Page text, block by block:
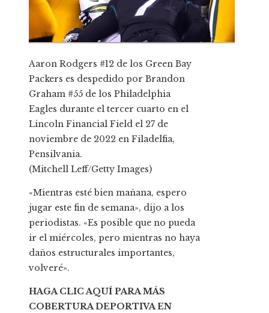
Aaron Rodgers #12 de los Green Bay
Packers es despedido por Brandon
Graham #55 de los Philadelphia
Eagles durante el tercer cuarto en el
Lincoln Financial Field el 27 de
noviembre de 2022 en Filadelfia,
Pensilvania.
(Mitchell Leff/Getty Images)
«Mientras esté bien mañana, espero
jugar este fin de semana», dijo a los
periodistas. «Es posible que no pueda
ir el miércoles, pero mientras no haya
daños estructurales importantes,
volveré».
HAGA CLIC AQUÍ PARA MÁS
COBERTURA DEPORTIVA EN